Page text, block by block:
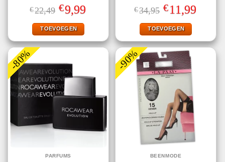
Gewaardeerd
4.67uit 5
€22,49 Oorspronkelijke
prijs
was:
€22,49.
€9,99Huidige
prijs
TOEVOEGEN
Gewaardeerd
4.50uit 5
€34,95 Oorspronkelijke
prijs
was:
€34,95.
€11,99Huidige
prijs
TOEVOEGEN
-80%
PARFUMS
-90%
BEENMODE